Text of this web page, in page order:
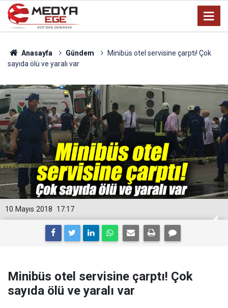
Anasayfa Gündem
Minibüs otel servisine çarptı! Çok
sayıda ölü ve yaralı var
17:17
10 Mayıs 2018
Minibüs otel servisine çarptı! Çok
sayıda ölü ve yaralı var